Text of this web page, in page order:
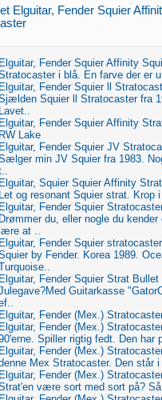
Elguitar, Fender Squier
Elguitar, Fender Squier Affinity
i blå. En farve der er
Elguitar, Fender Squier ll
Squier ll Stratocaster fra
Lavet..
Elguitar, Fender Squier Affinity
RW Lake
Elguitar, Fender Squier JV
min JV Squier fra 1983.
Elguitar, Squier Squier Affinity
Let og resonant Squier strat. Krop
Elguitar, Fender Squier
Drømmer du, eller nogle du kender
lære at ..
Elguitar, Fender Squier
by Fender. Korea 1989.
Elguitar, Fender Squier Strat
Guitarkasse
Elguitar, Fender (Mex.)
Elguitar, Fender (Mex.)
Spiller rigtig fedt. Den har
Elguitar, Fender (Mex.)
Mex Stratocaster. Den står
Elguitar, Fender (Mex.)
være sort med sort på?